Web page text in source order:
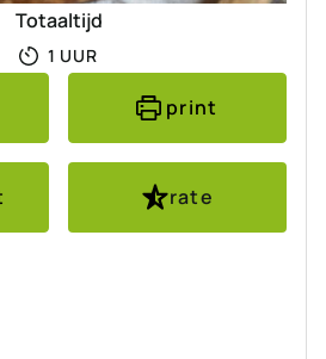
Totaaltijd
1 UUR
UUR
print
rate